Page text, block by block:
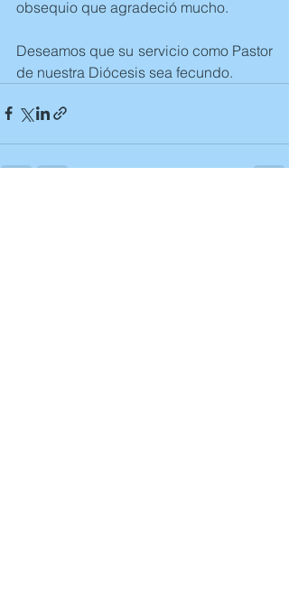
obsequio que agradeció mucho.
Deseamos que su servicio como Pastor
de nuestra Diócesis sea fecundo.